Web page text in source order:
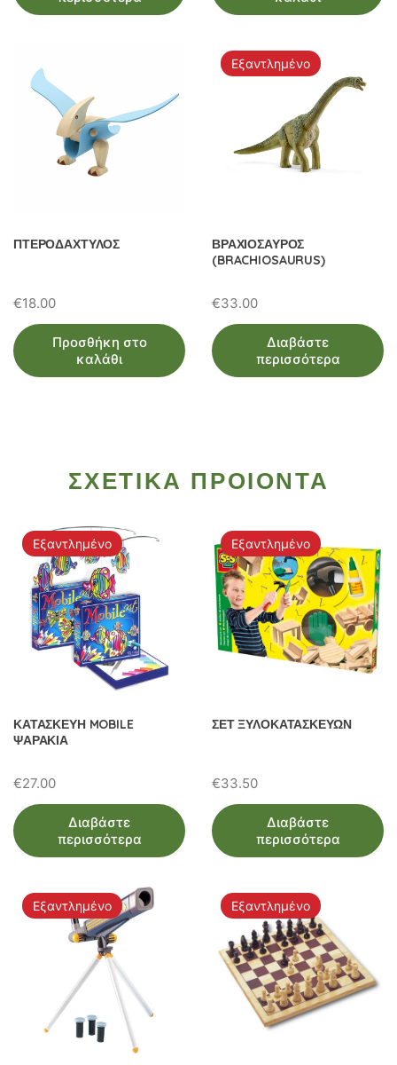
ΠΤΕΡΟΔΑΧΤΥΛΟΣ
€18.00
Προσθήκη στο
καλάθι
Εξαντλημένο
ΒΡΑΧΙΟΣΑΥΡΟΣ
(BRACHIOSAURUS)
€33.00
Διαβάστε
περισσότερα
ΣΧΕΤΙΚΑ ΠΡΟΙΟΝΤΑ
Εξαντλημένο
ΚΑΤΑΣΚΕΥΗ MOBILE
ΨΑΡΑΚΙΑ
€27.00
Διαβάστε
περισσότερα
Εξαντλημένο
ΣΕΤ ΞΥΛΟΚΑΤΑΣΚΕΥΩΝ
€33.50
Διαβάστε
περισσότερα
Εξαντλημένο Εξαντλημένο